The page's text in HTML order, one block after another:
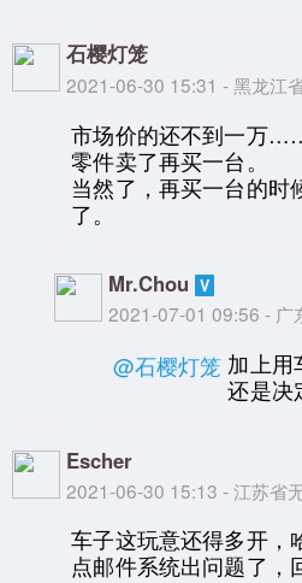
石樱灯笼
2021-06-30 15:31 - 黑龙江
市场价的还不到一万
零件卖了再买一台。
当然了，再买一台的时
了。
Mr.Chou
2021-07-01 09:56 - 广
@石樱灯笼 加上用
还是
Escher
2021-06-30 15:13 - 江苏省
车子这玩意还得多开，
点邮件系统出问题了，